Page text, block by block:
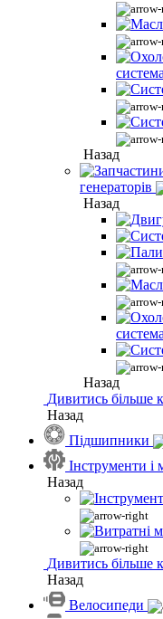
система
Назад
генераторів
Назад
система
Назад
Дивитись більше
Назад
Підшипники
Інструменти і
Назад
Дивитись більше
Назад
Велосипеди